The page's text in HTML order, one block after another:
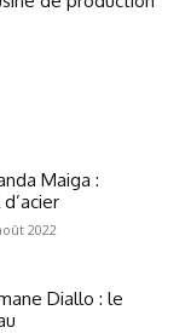
Maiga :
2022
Diallo : le